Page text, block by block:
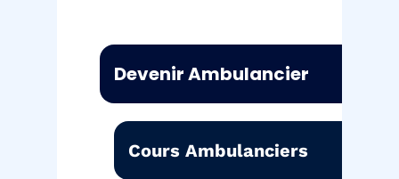
Devenir Ambulancier
Cours Ambulanciers